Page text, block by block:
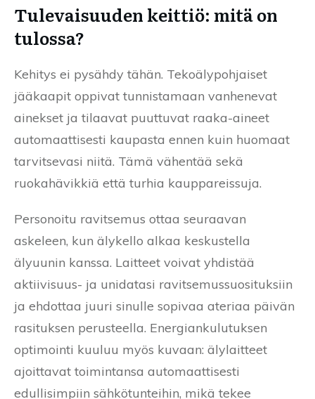
Tulevaisuuden keittiö: mitä on
tulossa?
Kehitys ei pysähdy tähän. Tekoälypohjaiset
jääkaapit oppivat tunnistamaan vanhenevat
ainekset ja tilaavat puuttuvat raaka-aineet
automaattisesti kaupasta ennen kuin huomaat
tarvitsevasi niitä. Tämä vähentää sekä
ruokahävikkiä että turhia kauppareissuja.
Personoitu ravitsemus ottaa seuraavan
askeleen, kun älykello alkaa keskustella
älyuunin kanssa. Laitteet voivat yhdistää
aktiivisuus- ja unidatasi ravitsemussuosituksiin
ja ehdottaa juuri sinulle sopivaa ateriaa päivän
rasituksen perusteella. Energiankulutuksen
optimointi kuuluu myös kuvaan: älylaitteet
ajoittavat toimintansa automaattisesti
edullisimpiin sähkötunteihin, mikä tekee